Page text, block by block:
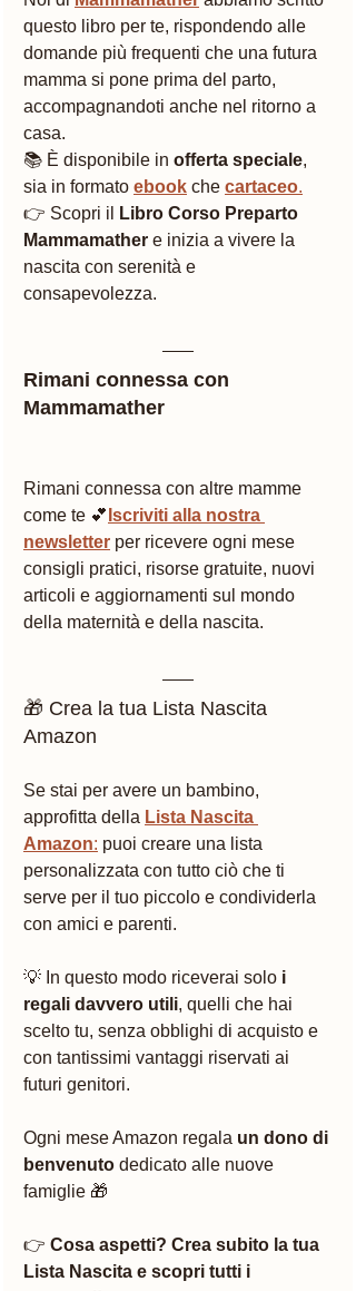
questo libro per te, rispondendo alle
domande più frequenti che una futura
mamma si pone prima del parto,
accompagnandoti anche nel ritorno a
casa.
📚 È disponibile in offerta speciale,
sia in formato ebook che cartaceo.
👉 Scopri il
Libro Corso Preparto
Mammamather e inizia a vivere la
nascita con serenità e
consapevolezza.
Rimani connessa con
Mammamather
Rimani connessa con altre mamme
come te 💕 Iscriviti alla nostra
newsletter per ricevere ogni mese
consigli pratici, risorse gratuite, nuovi
articoli e aggiornamenti sul mondo
della maternità e della nascita.
🎁 Crea la tua Lista Nascita
Amazon
Se stai per avere un bambino,
approfitta della Lista Nascita
Amazon: puoi creare una lista
personalizzata con tutto ciò che ti
serve per il tuo piccolo e condividerla
con amici e parenti.
💡 In questo modo riceverai solo i
regali davvero utili, quelli che hai
scelto tu, senza obblighi di acquisto e
con tantissimi vantaggi riservati ai
futuri genitori.
Ogni mese Amazon regala un dono di
benvenuto dedicato alle nuove
famiglie 🎁
👉 Cosa aspetti? Crea subito la tua
Lista Nascita e scopri tutti i